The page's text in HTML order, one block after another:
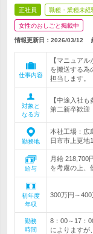
正社員 職種・業種未経
女性のおしごと掲載中
情報更新日：2026/03/12
仕事内容
【マニュア
を搬送する為
担当します。
対象と
なる方
【中途入社
第二新卒歓
勤務地
本社工場：広
日市市上更地
給与
月給 218,700
を考慮の上、
初年度
年収
300万円～400
勤務
時間
8：00～17：
によりますが